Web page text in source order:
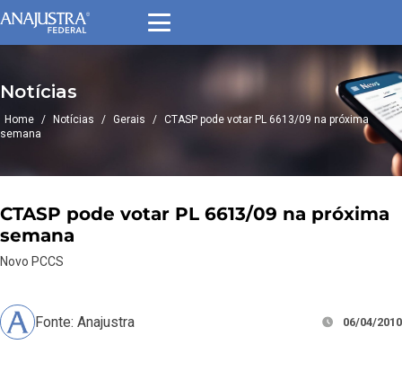
Notícias
Home / Notícias / Gerais / CTASP pode votar PL 6613/09 na próxima
semana
CTASP pode votar PL 6613/09 na próxima
semana
Novo PCCS
Fonte: Anajustra 06/04/2010